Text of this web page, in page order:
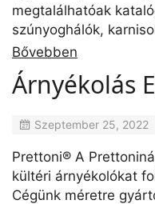
megtalálhatóak
szúnyoghálók,
Bővebben
Árnyékolás
Szeptember 25, 2022
Prettoni® A
kültéri árnyékolókat
Cégünk méretre